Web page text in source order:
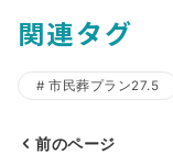
関連タグ
市民葬プラン27.5
前のページ